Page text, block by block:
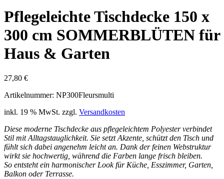
Pflegeleichte Tischdecke 150 x
300 cm SOMMERBLÜTEN für
Haus & Garten
27,80 €
Artikelnummer: NP300Fleursmulti
inkl. 19 % MwSt. zzgl. Versandkosten
Diese moderne Tischdecke aus pflegeleichtem Polyester verbindet
Stil mit Alltagstauglichkeit. Sie setzt Akzente, schützt den Tisch und
fühlt sich dabei angenehm leicht an. Dank der feinen Webstruktur
wirkt sie hochwertig, während die Farben lange frisch bleiben.
So entsteht ein harmonischer Look für Küche, Esszimmer, Garten,
Balkon oder Terrasse.